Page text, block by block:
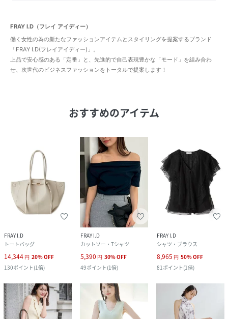
FRAY I.D（フレイ アイディー）
働く女性の為の新たなファッションアイテムとスタイリングを提案するブランド
「FRAY I.D(フレイアイディー)」。
上品で安心感のある「定番」と、先進的で自己表現豊かな「モード」を組み合わ
せ、次世代のビジネスファッションをトータルで提案します！
おすすめのアイテム
FRAY I.D
トートバッグ
14,344 円 20%OFF
130ポイント(1倍)
FRAY I.D
カットソー・Tシャツ
5,390 円 30%OFF
49ポイント(1倍)
FRAY I.D
シャツ・ブラウス
8,965 円 50%OFF
81 ポイント(1倍)